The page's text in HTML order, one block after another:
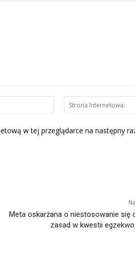
mail:*
w tej przeglądarce na następny
Meta oskarżana o niestosowanie się
zasad w kwestii